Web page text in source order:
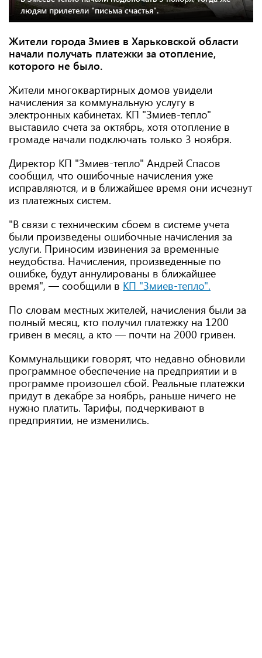
людям прилетели "письма счастья".
Жители города Змиев в Харьковской области
начали получать платежки за отопление,
которого не было.
Жители многоквартирных домов увидели
начисления за коммунальную услугу в
электронных кабинетах. КП "Змиев-тепло"
выставило счета за октябрь, хотя отопление в
громаде начали подключать только 3 ноября.
Директор КП "Змиев-тепло" Андрей Спасов
сообщил, что ошибочные начисления уже
исправляются, и в ближайшее время они исчезнут
из платежных систем.
"В связи с техническим сбоем в системе учета
были произведены ошибочные начисления за
услуги. Приносим извинения за временные
неудобства. Начисления, произведенные по
ошибке, будут аннулированы в ближайшее
время", — сообщили в КП "Змиев-тепло".
По словам местных жителей, начисления были за
полный месяц, кто получил платежку на 1200
гривен в месяц, а кто — почти на 2000 гривен.
Коммунальщики говорят, что недавно обновили
программное обеспечение на предприятии и в
программе произошел сбой. Реальные платежки
придут в декабре за ноябрь, раньше ничего не
нужно платить. Тарифы, подчеркивают в
предприятии, не изменились.